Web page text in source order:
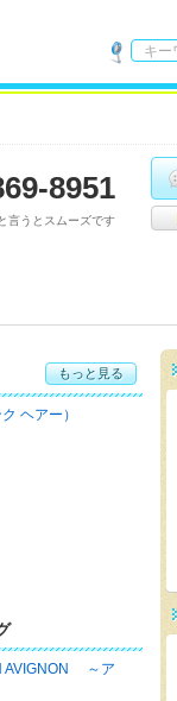
内
索
8951
言うとスムーズです
もっと見る
ヘアー）
AVIGNON ～ア